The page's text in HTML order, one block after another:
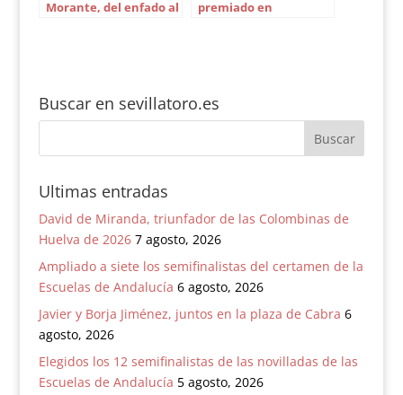
Morante, del enfado al
premiado en
Buscar en sevillatoro.es
Ultimas entradas
David de Miranda, triunfador de las Colombinas de
Huelva de 2026 7 agosto, 2026
Ampliado a siete los semifinalistas del certamen de la
Escuelas de Andalucía 6 agosto, 2026
Javier y Borja Jiménez, juntos en la plaza de Cabra 6
agosto, 2026
Elegidos los 12 semifinalistas de las novilladas de las
Escuelas de Andalucía 5 agosto, 2026